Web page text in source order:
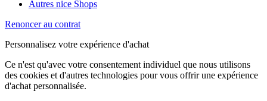
Autres nice Shops
Renoncer au contrat
Personnalisez votre expérience d'achat
Ce n'est qu'avec votre consentement individuel que nous utilisons
des cookies et d'autres technologies pour vous offrir une expérience
d'achat personnalisée.